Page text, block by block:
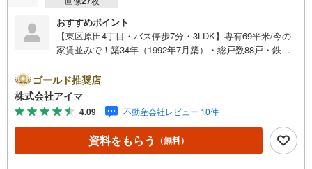
おすすめポイント
【東区原田4丁目・バス停歩7分・3LDK】専有69平米/今の
家賃並みで！築34年（1992年7月築）・総戸数88戸・鉄筋
3LDK。専有約69平米。LDKは12帖以上。■住戸の条件東南
向きのお住まいです。■ペットについて小型犬の飼育をご相
談いただけます（管理規約によります）■共用部・暮らしエ
レベーター2基。24時間ゴミ出し可。駐輪場あり。■キッチ
ン・水まわり食器洗乾燥機・3口以上のコンロ・追焚機能・
浴室乾燥機を備えます。■収納ウォークインクロゼット・ク
ゴールド推奨店
株式会社アイマ
4.09 不動産会社レビュー 10件
資料をもらう （無料）